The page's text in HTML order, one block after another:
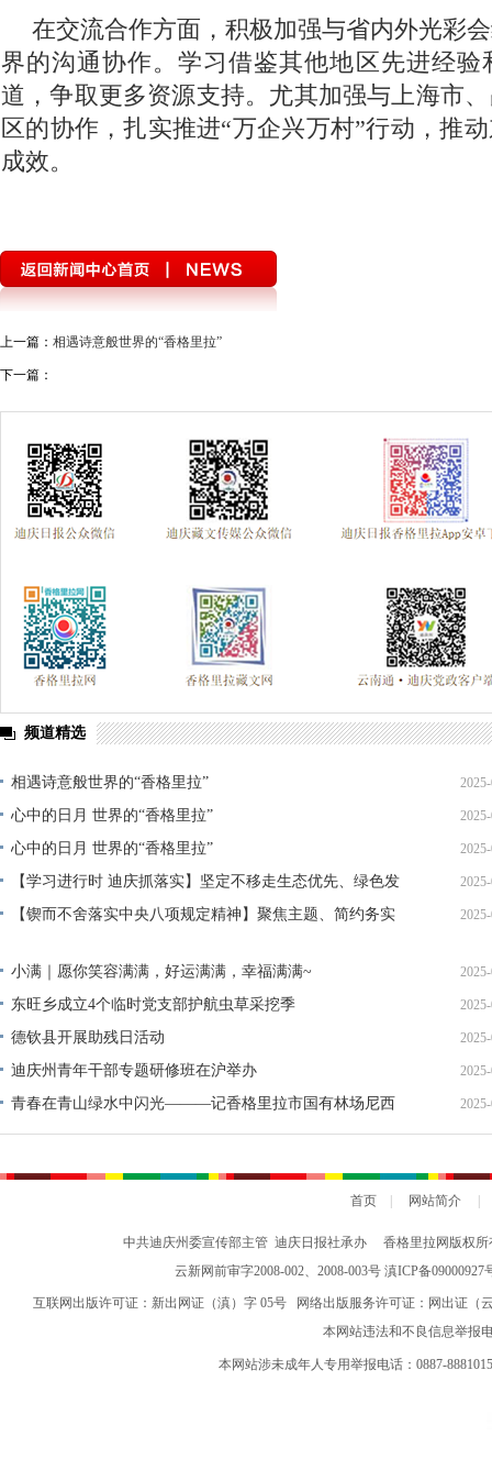
在交流合作方面，积极加强与省内外光彩
界的沟通协作。学习借鉴其他地区先进经验
道，争取更多资源支持。尤其加强与上海市
区的协作，扎实推进“万企兴万村”行动，推
成效。
上一篇： 相遇诗意般世界的“香格里拉”
下一篇：
频道精选
相遇诗意般世界的“香格里拉”
心中的日月 世界的“香格里拉”
心中的日月 世界的“香格里拉”
【学习进行时 迪庆抓落实】坚定不移走生态优先、绿色发
展之路 守护滇西北生态安全屏障——访迪庆州生态环境局
【锲而不舍落实中央八项规定精神】聚焦主题、简约务实
小满｜愿你笑容满满，好运满满，幸福满满~
东旺乡成立4个临时党支部护航虫草采挖季
德钦县开展助残日活动
迪庆州青年干部专题研修班在沪举办
青春在青山绿水中闪光———记香格里拉市国有林场尼西
分场场长江巴次成